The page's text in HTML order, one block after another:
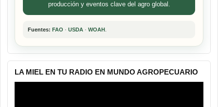
producción y eventos clave del agro global.
Fuentes: FAO · USDA · WOAH
LA MIEL EN TU RADIO EN MUNDO AGROPECUARIO